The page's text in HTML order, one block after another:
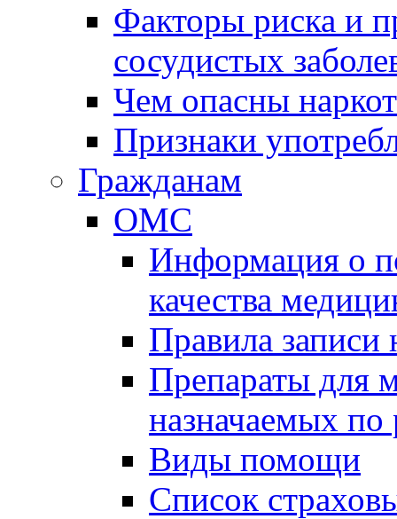
Факторы риска и
сосудистых
Чем опасны
Признаки
Гражданам
ОМС
Информация о
качества
Правила
Препараты для
назначаемых
Виды помощи
Список